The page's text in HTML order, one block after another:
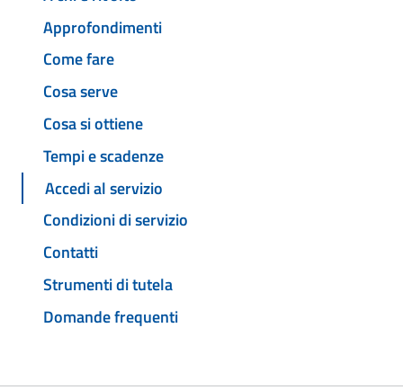
Approfondimenti
Come fare
Cosa serve
Cosa si ottiene
Tempi e scadenze
Accedi al servizio
Condizioni di servizio
Contatti
Strumenti di tutela
Domande frequenti